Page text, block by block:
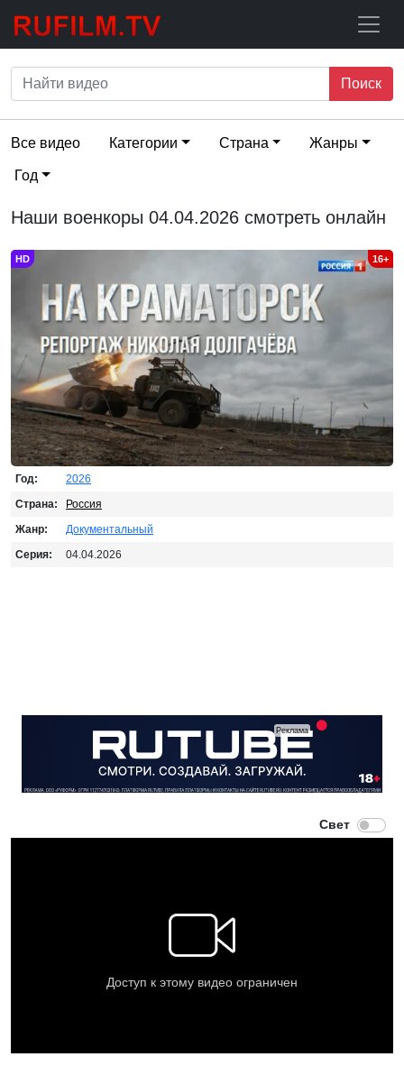
Поиск
Все видео Категории Страна Жанры
Год
Наши военкоры 04.04.2026 смотреть онлайн
HD 16+
Год:
2026
Страна:
Россия
Жанр:
Документальный
Серия:
04.04.2026